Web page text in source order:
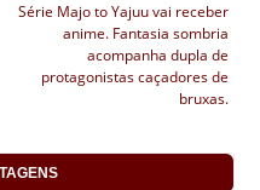
Série Majo to Yajuu vai receber
anime. Fantasia sombria
acompanha dupla de
protagonistas caçadores de
bruxas.